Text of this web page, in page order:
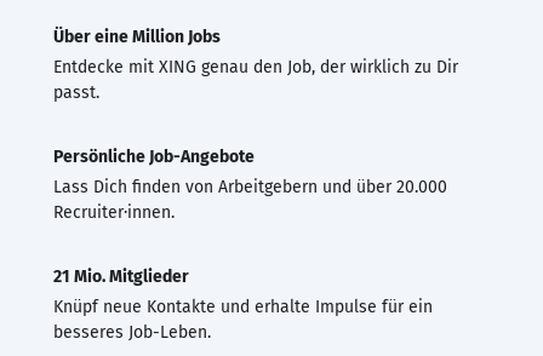
Über eine Million Jobs
Entdecke mit XING genau den Job, der wirklich zu Dir
passt.
Persönliche Job-Angebote
Lass Dich finden von Arbeitgebern und über 20.000
Recruiter·innen.
21 Mio. Mitglieder
Knüpf neue Kontakte und erhalte Impulse für ein
besseres Job-Leben.